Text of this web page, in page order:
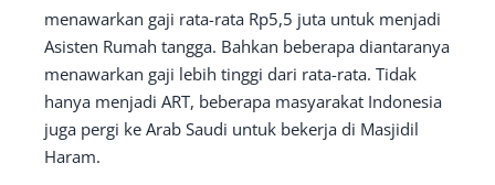
menawarkan gaji rata-rata Rp5,5 juta untuk menjadi
Asisten Rumah tangga. Bahkan beberapa diantaranya
menawarkan gaji lebih tinggi dari rata-rata. Tidak
hanya menjadi ART, beberapa masyarakat Indonesia
juga pergi ke Arab Saudi untuk bekerja di Masjidil
Haram.